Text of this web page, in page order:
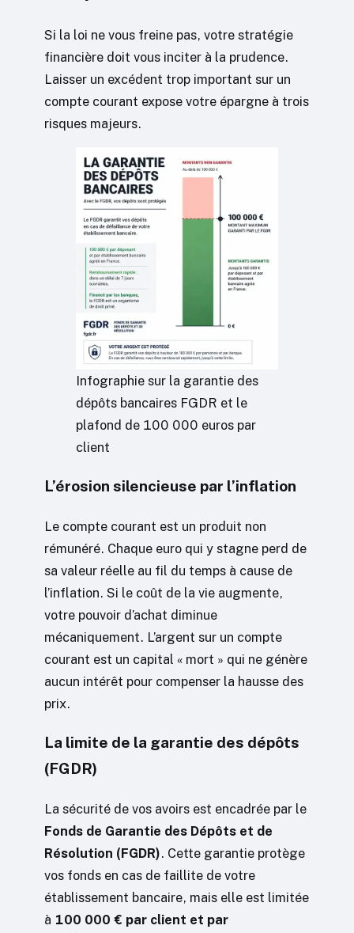
Si la loi ne vous freine pas, votre stratégie
financière doit vous inciter à la prudence.
Laisser un excédent trop important sur un
compte courant expose votre épargne à trois
risques majeurs.
Infographie sur la garantie des
dépôts bancaires FGDR et le
plafond de 100 000 euros par
client
L’érosion silencieuse par l’inflation
Le compte courant est un produit non
rémunéré. Chaque euro qui y stagne perd de
sa valeur réelle au fil du temps à cause de
l’inflation. Si le coût de la vie augmente,
votre pouvoir d’achat diminue
mécaniquement. L’argent sur un compte
courant est un capital « mort » qui ne génère
aucun intérêt pour compenser la hausse des
prix.
La limite de la garantie des dépôts
(FGDR)
La sécurité de vos avoirs est encadrée par le
Fonds de Garantie des Dépôts et de
Résolution (FGDR). Cette garantie protège
vos fonds en cas de faillite de votre
établissement bancaire, mais elle est limitée
à 100 000 € par client et par